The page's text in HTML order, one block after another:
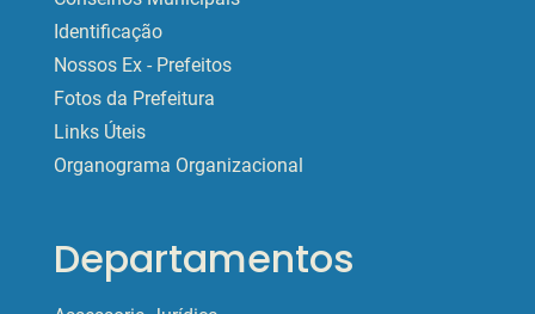
Identificação
Nossos Ex - Prefeitos
Fotos da Prefeitura
Links Úteis
Organograma Organizacional
Departamentos